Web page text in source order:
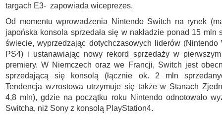
targach E3- zapowiada wiceprezes.
Od momentu wprowadzenia Nintendo Switch na rynek
japońska konsola sprzedała się w nakładzie ponad 15 mln
świecie, wyprzedzając dotychczasowych liderów
PS4) i ustanawiając nowy rekord sprzedaży w
premiery. W Niemczech oraz we Francji, Switch jest
sprzedającą się konsolą (łącznie ok. 2 mln
Tendencja wzrostowa utrzymuje się także w Stanach
4,8 mln), gdzie na początku roku Nintendo odnotowało
Switcha, niż Sony z konsolą PlayStation4.